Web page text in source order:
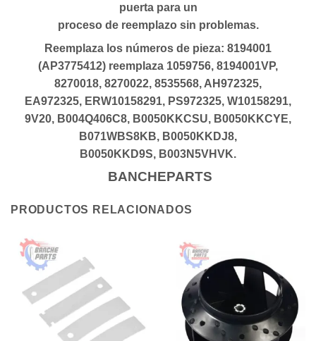
puerta para un
proceso de reemplazo sin problemas.
Reemplaza los números de pieza: 8194001
(AP3775412) reemplaza 1059756, 8194001VP,
8270018, 8270022, 8535568, AH972325,
EA972325, ERW10158291, PS972325, W10158291,
9V20, B004Q406C8, B0050KKCSU, B0050KKCYE,
B071WBS8KB, B0050KKDJ8,
B0050KKD9S, B003N5VHVK.
BANCHEPARTS
PRODUCTOS RELACIONADOS